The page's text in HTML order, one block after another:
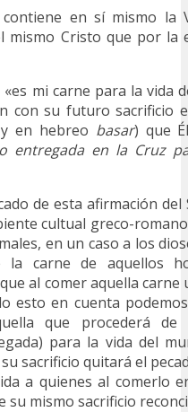
contiene en sí mismo
mismo Cristo que por la
mi carne para la vida
con su futuro sacrificio
en hebreo basar) que
entregada en la Cruz
de esta afirmación
cultual greco-
en un caso a los
la carne de aquellos
al comer aquella carne
esto en cuenta
que procederá de
para la vida del
sacrificio quitará el
a quienes al comerlo
su mismo sacrificio